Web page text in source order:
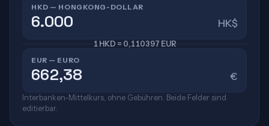
HKD — HONGKONG-DOLLAR
HK$
1 HKD = 0,110397 EUR
EUR — EURO
€
Interbanken-Mittelkurs, ohne Gebühren. Beide Felder sind
editierbar.